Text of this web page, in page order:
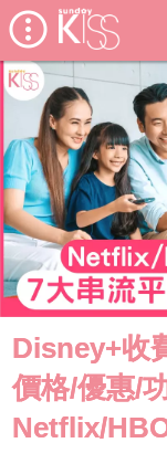
Disney+收
價格/優惠/
Netflix/